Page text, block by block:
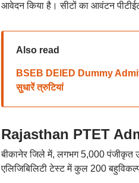
आवेदन किया है। सीटों का आवंटन
Also read
BSEB DElED Dummy Admit
सुधारें त्रुटियां
Rajasthan PTET
बीकानेर जिले में, लगभग 5,000 पंजीकृत
एलिजिबिलिटी टेस्ट में कुल 200